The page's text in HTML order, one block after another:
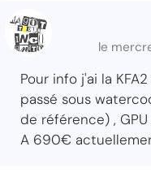
le
Pour info j'ai la
passé sous
de référence) ,
A 690€